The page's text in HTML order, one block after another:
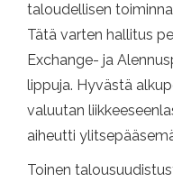
taloudellisen
Tätä varten hallitus
Exchange- ja
lippuja. Hyvästä
valuutan
aiheutti
Toinen